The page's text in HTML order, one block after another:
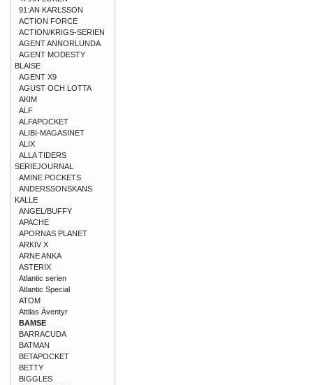
91:AN KARLSSON
ACTION FORCE
ACTION/KRIGS-SERIEN
AGENT ANNORLUNDA
AGENT MODESTY
BLAISE
AGENT X9
AGUST OCH LOTTA
AKIM
ALF
ALFAPOCKET
ALIBI-MAGASINET
ALIX
ALLA TIDERS
SERIEJOURNAL
AMINE POCKETS
ANDERSSONSKANS
KALLE
ANGEL/BUFFY
APACHE
APORNAS PLANET
ARKIV X
ARNE ANKA
ASTERIX
Atlantic serien
Atlantic Special
ATOM
Attilas Äventyr
BAMSE
BARRACUDA
BATMAN
BETAPOCKET
BETTY
BIGGLES